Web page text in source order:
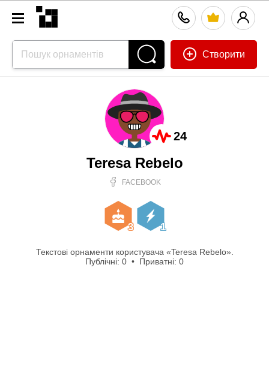
Створити
24
Teresa Rebelo
FACEBOOK
3 1
Текстові орнаменти користувача «Teresa Rebelo».
Публічні: 0 • Приватні: 0